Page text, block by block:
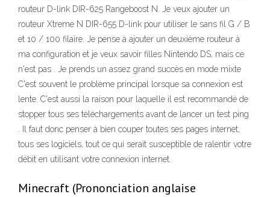
routeur D-link DIR-625 Rangeboost N. Je veux ajouter un
routeur Xtreme N DIR-655 D-link pour utiliser le sans fil G / B
et 10 / 100 filaire. Je pense à ajouter un deuxième routeur à
ma configuration et je veux savoir filles Nintendo DS, mais ce
n'est pas . Je prends un assez grand succès en mode mixte
C'est souvent le problème principal lorsque sa connexion est
lente. C'est aussi la raison pour laquelle il est recommandé de
stopper tous ses téléchargements avant de lancer un test ping
. Il faut donc penser à bien couper toutes ses pages internet,
tous ses logiciels, tout ce qui serait susceptible de ralentir votre
débit en utilisant votre connexion internet.
Minecraft (Prononciation anglaise